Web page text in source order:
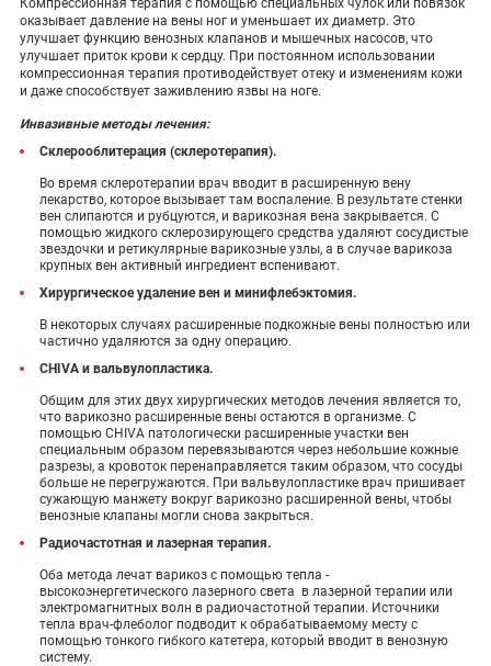
Компрессионная терапия с помощью специальных чулок или повязок
оказывает давление на вены ног и уменьшает их диаметр. Это
улучшает функцию венозных клапанов и мышечных насосов, что
улучшает приток крови к сердцу. При постоянном использовании
компрессионная терапия противодействует отеку и изменениям кожи
и даже способствует заживлению язвы на ноге.
Инвазивные методы лечения:
Склерооблитерация (склеротерапия).
Во время склеротерапии врач вводит в расширенную вену
лекарство, которое вызывает там воспаление. В результате стенки
вен слипаются и рубцуются, и варикозная вена закрывается. С
помощью жидкого склерозирующего средства удаляют сосудистые
звездочки и ретикулярные варикозные узлы, а в случае варикоза
крупных вен активный ингредиент вспенивают.
Хирургическое удаление вен и минифлебэктомия.
В некоторых случаях расширенные подкожные вены полностью или
частично удаляются за одну операцию.
CHIVA и вальвулопластика.
Общим для этих двух хирургических методов лечения является то,
что варикозно расширенные вены остаются в организме. С
помощью CHIVA патологически расширенные участки вен
специальным образом перевязываются через небольшие кожные
разрезы, а кровоток перенаправляется таким образом, что сосуды
больше не перегружаются. При вальвулопластике врач пришивает
сужающую манжету вокруг варикозно расширенной вены, чтобы
венозные клапаны могли снова закрыться.
Радиочастотная и лазерная терапия.
Оба метода лечат варикоз с помощью тепла -
высокоэнергетического лазерного света в лазерной терапии или
электромагнитных волн в радиочастотной терапии. Источники
тепла врач-флеболог подводит к обрабатываемому месту с
помощью тонкого гибкого катетера, который вводит в венозную
систему.